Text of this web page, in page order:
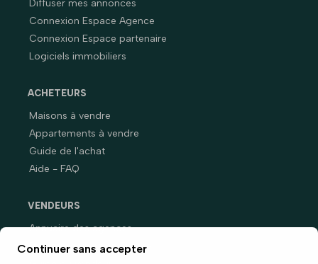
Diffuser mes annonces
Connexion Espace Agence
Connexion Espace partenaire
Logiciels immobiliers
ACHETEURS
Maisons à vendre
Appartements à vendre
Guide de l'achat
Aide - FAQ
VENDEURS
Annuaire des agences
Prix immobiliers en France
Continuer sans accepter